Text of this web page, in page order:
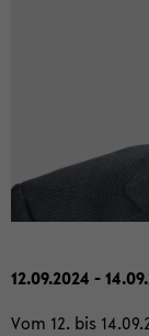
12.09.2024 -
Vom 12. bis